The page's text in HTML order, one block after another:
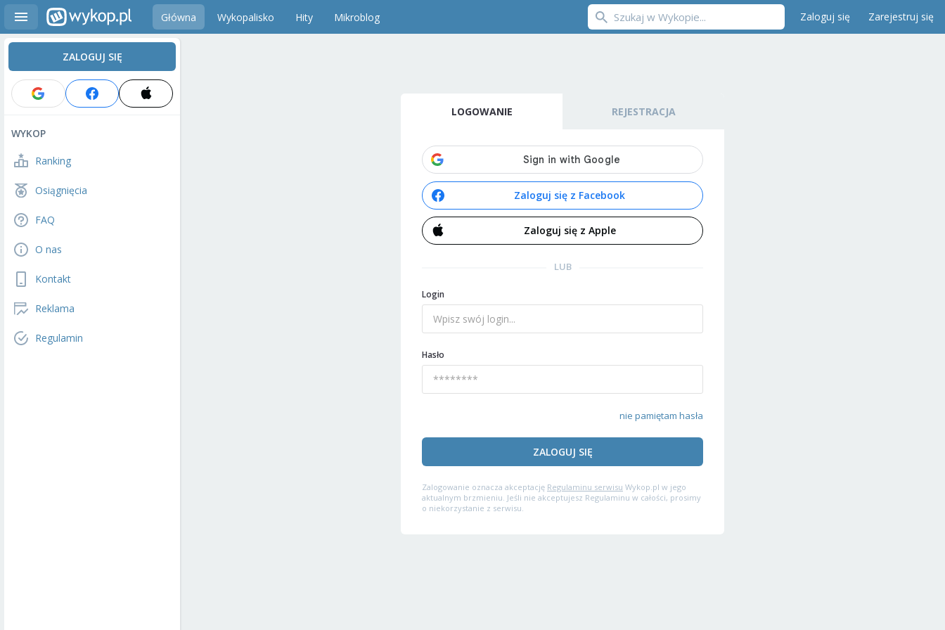
Główna Wykopalisko Hity Mikroblog Zaloguj się Zarejestruj się
ZALOGUJ SIĘ
WYKOP
Ranking
Osiągnięcia
FAQ
O nas
Kontakt
Reklama
Regulamin
LOGOWANIE REJESTRACJA
Zaloguj się z Facebook
Zaloguj się z Apple
LUB
Login
Hasło
nie pamiętam hasła
ZALOGUJ SIĘ
Zalogowanie oznacza akceptację Regulaminu serwisu Wykop.pl w jego
aktualnym brzmieniu. Jeśli nie akceptujesz Regulaminu w całości, prosimy
o niekorzystanie z serwisu.